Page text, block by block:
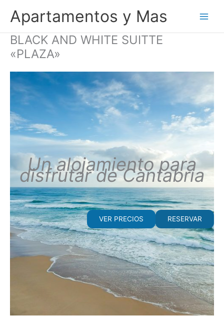
contenido
Apartamentos y Mas
BLACK AND WHITE SUITTE
«PLAZA»
Un alojamiento para
disfrutar de Cantabria
VER PRECIOS RESERVAR